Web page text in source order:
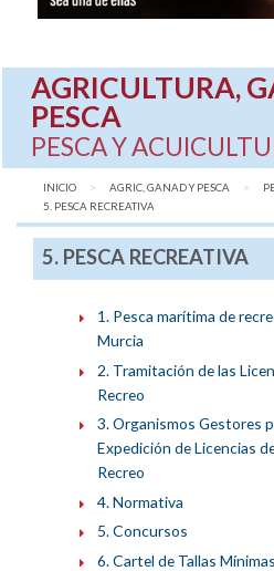
AGRICULTURA,
PESCA
PESCA Y
INICIO AGRIC, GANAD Y PESCA
AQUÍ:
5. PESCA RECREATIVA
5. PESCA RECREATIVA
1. Pesca marítima de
Murcia
2. Tramitación de las
Recreo
3. Organismos Gestores
Expedición de Licencias
Recreo
4. Normativa
5. Concursos
6. Cartel de Tallas Mínimas